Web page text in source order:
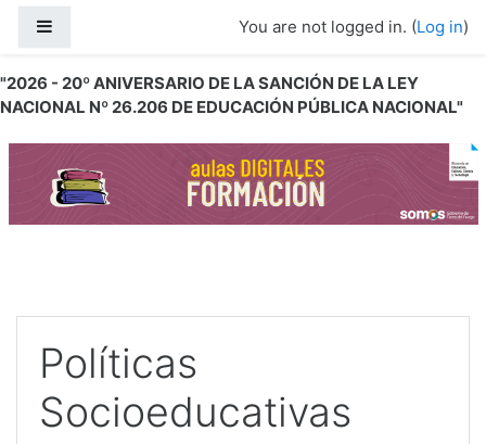
"2026 - 20º ANIVERSARIO DE LA SANCIÓN DE LA LEY
NACIONAL Nº 26.206 DE EDUCACIÓN PÚBLICA NACIONAL"
You are not logged in. (Log in)
Políticas
Socioeducativas